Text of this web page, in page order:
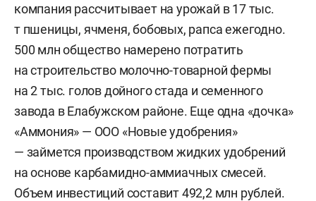
компания рассчитывает на урожай в 17 тыс.
т пшеницы, ячменя, бобовых, рапса ежегодно.
500 млн общество намерено потратить
на строительство молочно-товарной фермы
на 2 тыс. голов дойного стада и семенного
завода в Елабужском районе. Еще одна «дочка»
«Аммония» — ООО «Новые удобрения»
— займется производством жидких удобрений
на основе карбамидно-аммиачных смесей.
Объем инвестиций составит 492,2 млн рублей.